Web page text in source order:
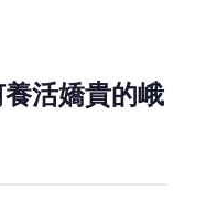
活嬌貴的峨